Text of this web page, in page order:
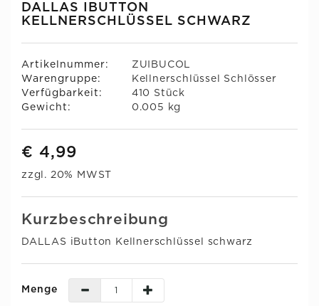
DALLAS IBUTTON
KELLNERSCHLÜSSEL SCHWARZ
Artikelnummer:
ZUIBUCOL
Warengruppe:
Kellnerschlüssel Schlösser
Verfügbarkeit:
410 Stück
Gewicht:
0.005 kg
€ 4,99
zzgl. 20% MWST
Kurzbeschreibung
DALLAS iButton Kellnerschlüssel schwarz
Menge